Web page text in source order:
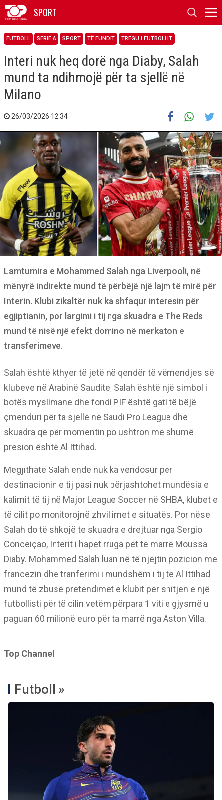
SPORT
FUTBOLL SERIE A SPORT TË FUNDIT TREGU I FUTBOLLIT
Interi nuk heq dorë nga Diaby, Salah
mund ta ndihmojë për ta sjellë në
Milano
26/03/2026 12:34
Lamtumira e Mohammed Salah nga Liverpooli, në
mënyrë indirekte mund të përbëjë një lajm të mirë për
Interin. Klubi zikaltër nuk ka shfaqur interesin për
egjiptianin, por largimi i tij nga skuadra e The Reds
mund të nisë një efekt domino në merkaton e
transferimeve.
Salah është kthyer të jetë në qendër të vëmendjes së
klubeve në Arabinë Saudite; Salah është një simbol i
botës myslimane dhe fondi PIF është gati të bëjë
çmenduri për ta sjellë në Saudi Pro League dhe
skuadra që për momentin po ushtron më shumë
presion është Al Ittihad.
Megjithatë Salah ende nuk ka vendosur për
destinacionin e tij pasi nuk përjashtohet mundësia e
kalimit të tij në Major League Soccer në SHBA, klubet e
të cilit po monitorojnë zhvillimet e situatës. Por nëse
Salah do të shkojë te skuadra e drejtuar nga Sergio
Conceiçao, Interit i hapet rruga pët të marrë Moussa
Diaby. Mohammed Salah luan në të njëjtin pozicion me
francezin dhe tranferimi i mundshëm i tij te Al Ittihad
mund të zbusë pretendimet e klubit për shitjen e një
futbollisti për të cilin vetëm përpara 1 viti e gjysmë u
paguan 60 milionë euro për ta marrë nga Aston Villa.
Top Channel
Futboll »